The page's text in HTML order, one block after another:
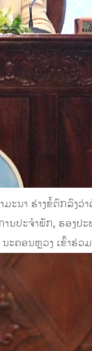
ະນາ ຮ່າງຂໍ້ຕົກລົງ
ານປະຈຳພັກ, ຮອງປ
ະຄອນຫຼວງ ເຂົ້າຮ່ວ